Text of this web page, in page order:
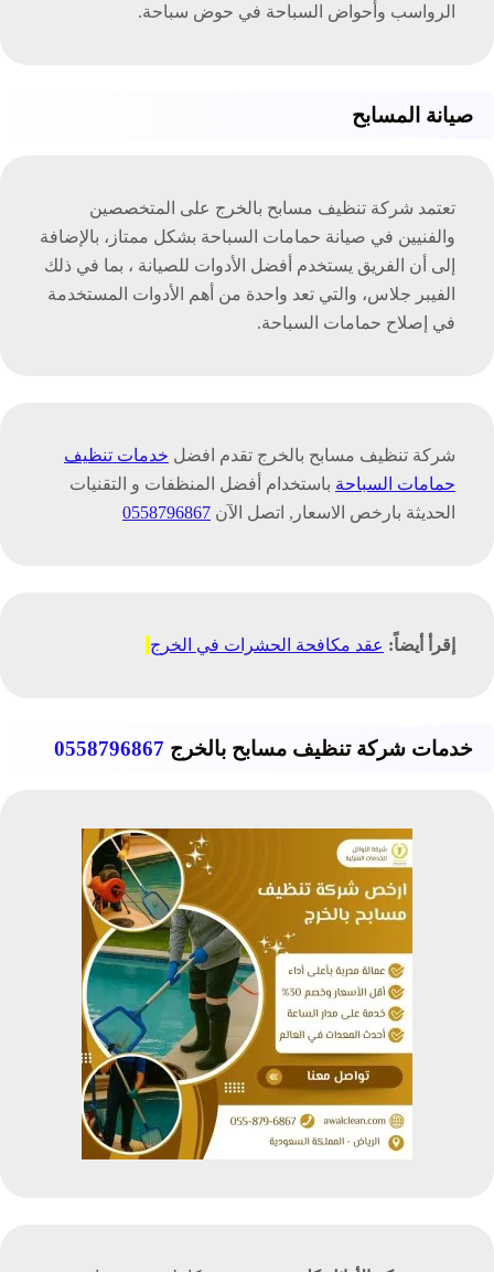
الرواسب وأحواض السباحة في حوض سباحة.
صيانة المسابح
تعتمد شركة تنظيف مسابح بالخرج على المتخصصين
والفنيين في صيانة حمامات السباحة بشكل ممتاز، بالإضافة
إلى أن الفريق يستخدم أفضل الأدوات للصيانة ، بما في ذلك
الفيبر جلاس، والتي تعد واحدة من أهم الأدوات المستخدمة
في إصلاح حمامات السباحة.
شركة تنظيف مسابح بالخرج تقدم افضل خدمات تنظيف
حمامات السباحة باستخدام أفضل المنظفات و التقنيات
الحديثة بارخص الاسعار, اتصل الآن 0558796867
إقرأ أيضاً: عقد مكافحة الحشرات في الخرج
خدمات شركة تنظيف مسابح بالخرج 0558796867